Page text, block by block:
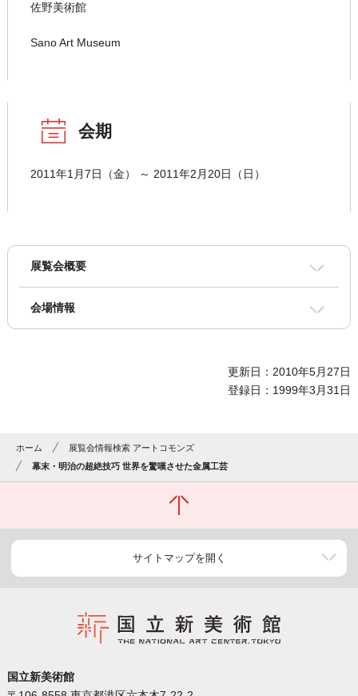
佐野美術館
Sano Art Museum
会期
2011年1月7日（金） ～ 2011年2月20日（日）
展覧会概要
会場情報
更新日：2010年5月27日
登録日：1999年3月31日
ホーム
展覧会情報検索 アートコモンズ
幕末・明治の超絶技巧 世界を驚嘆させた金属工芸
サイトマップを開く
国立新美術館